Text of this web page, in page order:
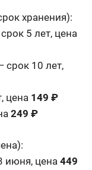
хранения):
5 лет, цена
срок 10 лет,
цена 149 ₽
249 ₽
июня, цена 449